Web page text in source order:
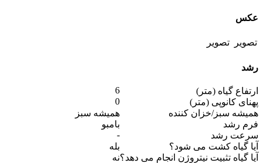
عکس
رشد
ارتفاع گیاه (متر)
6
پهنای کانوپی (متر)
0
همیشه سبز/خزان کننده
همیشه سبز
فرم رشد
بامبو
سرعت رشد
-
آیا گیاه کشت می شود؟
بله
آیا گیاه تثبیت نیتروژن انجام می دهد؟نه